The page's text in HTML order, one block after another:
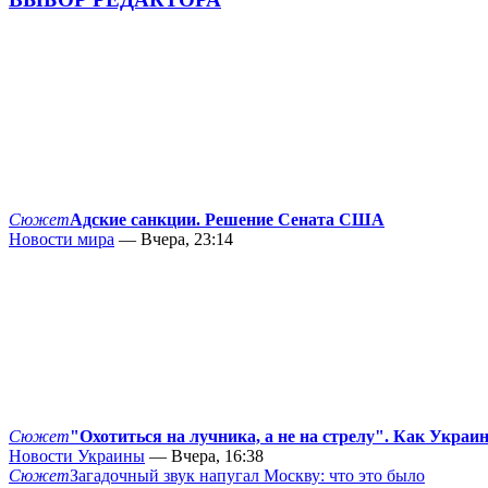
СюжетАдские санкции. Решение Сената США
Новости мира — Вчера, 23:14
Сюжет"Охотиться на лучника, а не на стрелу". Как
Новости Украины — Вчера, 16:38
СюжетЗагадочный звук напугал Москву: что это было